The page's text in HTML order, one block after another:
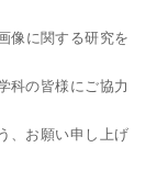
像に関する研究を
科の皆様にご協力
、お願い申し上げ